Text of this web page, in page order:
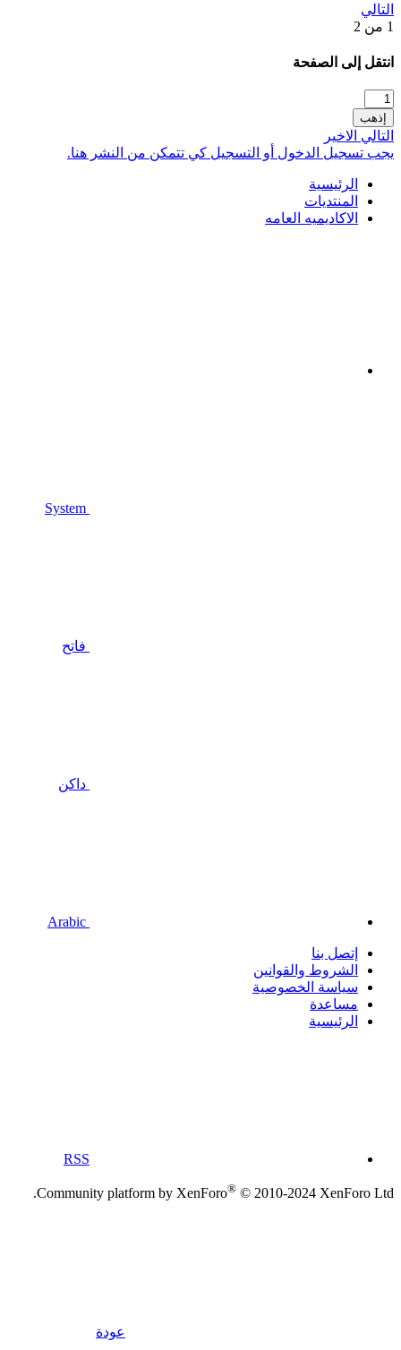
التالي
1 من 2
انتقل إلى الصفحة
إذهب
التالي الاخير
يجب تسجيل الدخول أو التسجيل كي تتمكن من النشر هنا.
الرئيسية
المنتديات
الاكاديميه العامه
فاتح
داكن
إتصل بنا
الشروط والقوانين
سياسة الخصوصية
مساعدة
الرئيسية
RSS
Community platform by XenForo® © 2010-2024 XenForo Ltd.
عودة